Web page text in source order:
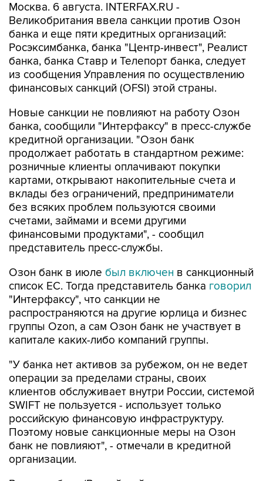
Москва. 6 августа. INTERFAX.RU -
Великобритания ввела санкции против Озон
банка и еще пяти кредитных организаций:
Росэксимбанка, банка "Центр-инвест", Реалист
банка, банка Ставр и Телепорт банка, следует
из сообщения Управления по осуществлению
финансовых санкций (OFSI) этой страны.
Новые санкции не повлияют на работу Озон
банка, сообщили "Интерфаксу" в пресс-службе
кредитной организации. "Озон банк
продолжает работать в стандартном режиме:
розничные клиенты оплачивают покупки
картами, открывают накопительные счета и
вклады без ограничений, предприниматели
без всяких проблем пользуются своими
счетами, займами и всеми другими
финансовыми продуктами", - сообщил
представитель пресс-службы.
Озон банк в июле был включен в санкционный
список ЕС. Тогда представитель банка говорил
"Интерфаксу", что санкции не
распространяются на другие юрлица и бизнес
группы Ozon, а сам Озон банк не участвует в
капитале каких-либо компаний группы.
"У банка нет активов за рубежом, он не ведет
операции за пределами страны, своих
клиентов обслуживает внутри России, системой
SWIFT не пользуется - использует только
российскую финансовую инфраструктуру.
Поэтому новые санкционные меры на Озон
банк не повлияют", - отмечали в кредитной
организации.